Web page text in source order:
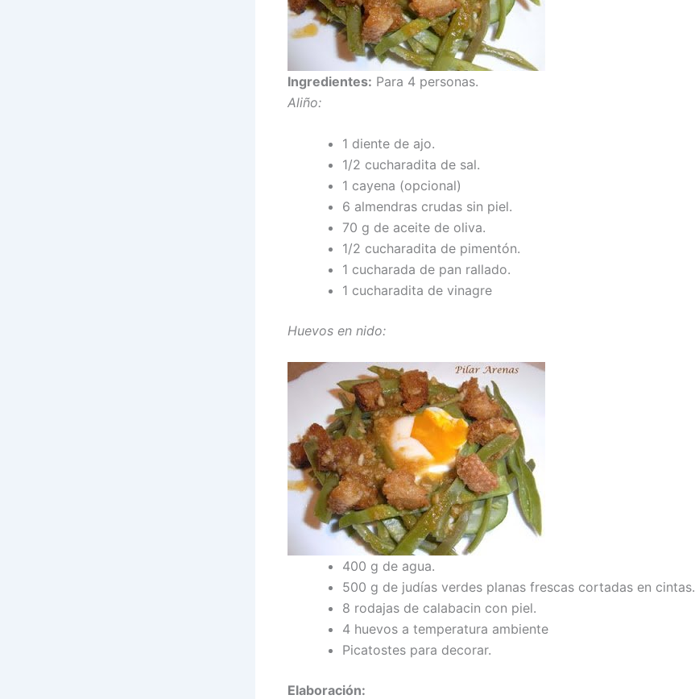
Ingredientes: Para 4 personas.
Aliño:
1 diente de ajo.
1/2 cucharadita de sal.
1 cayena (opcional)
6 almendras crudas sin piel.
70 g de aceite de oliva.
1/2 cucharadita de pimentón.
1 cucharada de pan rallado.
1 cucharadita de vinagre
Huevos en nido:
400 g de agua.
500 g de judías verdes planas frescas cortadas en cintas.
8 rodajas de calabacin con piel.
4 huevos a temperatura ambiente
Picatostes para decorar.
Elaboración: